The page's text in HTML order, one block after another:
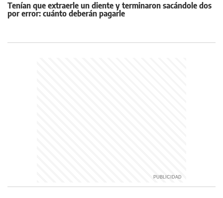
Tenían que extraerle un diente y terminaron sacándole dos
por error: cuánto deberán pagarle